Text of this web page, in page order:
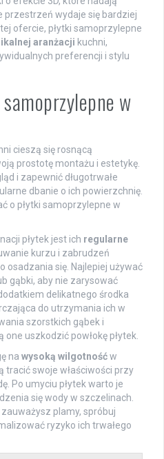
przestrzeń wydaje się bardziej
ofercie, płytki samoprzylepne
aranżacji kuchni,
preferencji i stylu
w
cieszą się rosnącą
prostotę montażu i estetykę.
i zapewnić długotrwałe
dbanie o ich powierzchnię.
o płytki samoprzylepne w
płytek jest ich regularne
kurzu i zabrudzeń
osadzania się. Najlepiej używać
gąbki, aby nie zarysować
delikatnego środka
do utrzymania ich w
szorstkich gąbek i
uszkodzić powłokę płytek.
na wysoką wilgotnośćw
tracić swoje właściwości przy
Po umyciu płytek warto je
się wody w szczelinach.
plamy, spróbuj
ryzyko ich trwałego